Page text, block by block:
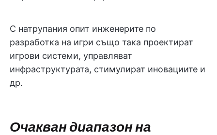
С натрупания опит инженерите по
разработка на игри също така проектират
игрови системи, управляват
инфраструктурата, стимулират иновациите и
др.
Очакван диапазон на